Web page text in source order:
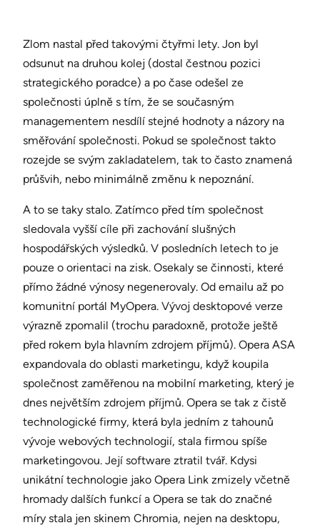
Zlom nastal před takovými čtyřmi lety. Jon byl
odsunut na druhou kolej (dostal čestnou pozici
strategického poradce) a po čase odešel ze
společnosti úplně s tím, že se současným
managementem nesdílí stejné hodnoty a názory na
směřování společnosti. Pokud se společnost takto
rozejde se svým zakladatelem, tak to často znamená
průšvih, nebo minimálně změnu k nepoznání.
A to se taky stalo. Zatímco před tím společnost
sledovala vyšší cíle při zachování slušných
hospodářských výsledků. V posledních letech to je
pouze o orientaci na zisk. Osekaly se činnosti, které
přímo žádné výnosy negenerovaly. Od emailu až po
komunitní portál MyOpera. Vývoj desktopové verze
výrazně zpomalil (trochu paradoxně, protože ještě
před rokem byla hlavním zdrojem příjmů). Opera ASA
expandovala do oblasti marketingu, když koupila
společnost zaměřenou na mobilní marketing, který je
dnes největším zdrojem příjmů. Opera se tak z čistě
technologické firmy, která byla jedním z tahounů
vývoje webových technologií, stala firmou spíše
marketingovou. Její software ztratil tvář. Kdysi
unikátní technologie jako Opera Link zmizely včetně
hromady dalších funkcí a Opera se tak do značné
míry stala jen skinem Chromia, nejen na desktopu,